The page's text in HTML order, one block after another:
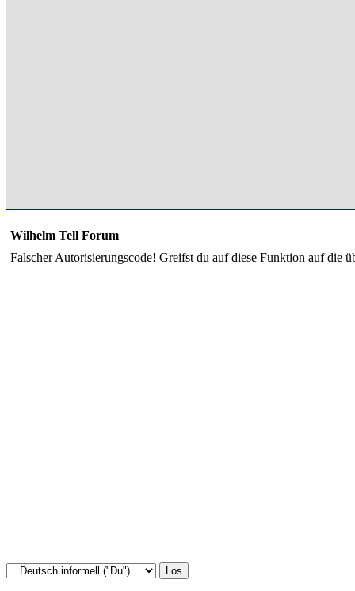
Wilhelm Tell Forum
Falscher Autorisierungscode! Greifst du auf diese Funktion auf die